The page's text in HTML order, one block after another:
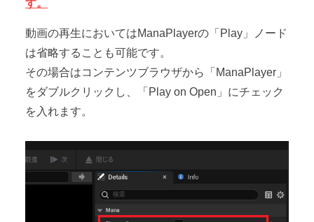
す。
動画の再生においてはManaPlayerの「Play」ノード
は省略することも可能です。
その場合はコンテンツブラウザから「ManaPlayer」
をダブルクリックし、「Play on Open」にチェック
を入れます。